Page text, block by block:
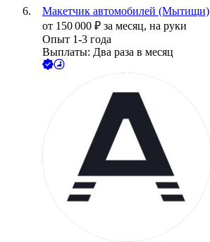
Макетчик автомобилей (Мытищи)
от 150 000 ₽ за месяц, на руки
Опыт 1-3 года
Выплаты: Два раза в месяц